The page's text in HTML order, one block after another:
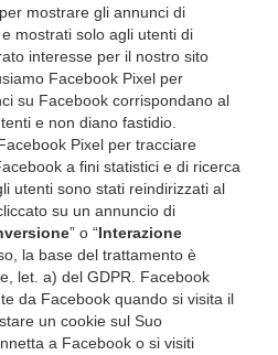
mostrare gli annunci di
mostrati solo agli utenti di
interesse per il nostro sito
Facebook Pixel per
su Facebook corrispondano al
e non diano fastidio.
Pixel per tracciare
a fini statistici e di ricerca
utenti sono stati reindirizzati al
su un annuncio di
” o “Interazione
la base del trattamento è
let. a) del GDPR. Facebook
da Facebook quando si visita il
un cookie sul Suo
a Facebook o si visiti